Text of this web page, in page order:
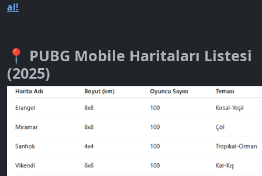
al!
📍 PUBG Mobile Haritaları Listesi
(2025)